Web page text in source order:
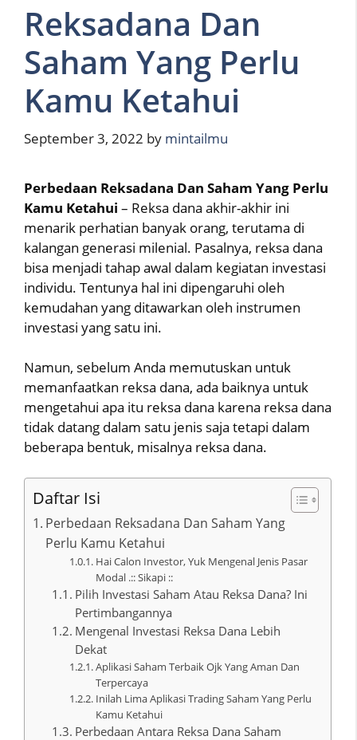
Reksadana Dan
Saham Yang Perlu
Kamu Ketahui
September 3, 2022 by mintailmu
Perbedaan Reksadana Dan Saham Yang Perlu
Kamu Ketahui – Reksa dana akhir-akhir ini
menarik perhatian banyak orang, terutama di
kalangan generasi milenial. Pasalnya, reksa dana
bisa menjadi tahap awal dalam kegiatan investasi
individu. Tentunya hal ini dipengaruhi oleh
kemudahan yang ditawarkan oleh instrumen
investasi yang satu ini.
Namun, sebelum Anda memutuskan untuk
memanfaatkan reksa dana, ada baiknya untuk
mengetahui apa itu reksa dana karena reksa dana
tidak datang dalam satu jenis saja tetapi dalam
beberapa bentuk, misalnya reksa dana.
Daftar Isi
Perbedaan Reksadana Dan Saham Yang
Perlu Kamu Ketahui
Hai Calon Investor, Yuk Mengenal Jenis Pasar
Modal .:: Sikapi ::
Pilih Investasi Saham Atau Reksa Dana? Ini
Pertimbangannya
Mengenal Investasi Reksa Dana Lebih
Dekat
Aplikasi Saham Terbaik Ojk Yang Aman Dan
Terpercaya
Inilah Lima Aplikasi Trading Saham Yang Perlu
Kamu Ketahui
Perbedaan Antara Reksa Dana Saham